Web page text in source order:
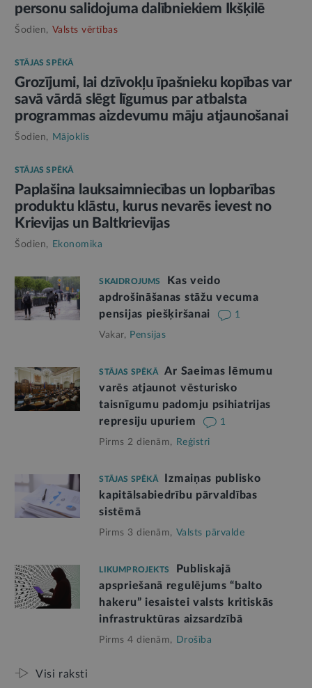
personu salidojuma dalībniekiem Ikšķilē
Šodien, Valsts vērtības
STĀJAS SPĒKĀ
Grozījumi, lai dzīvokļu īpašnieku kopības var
savā vārdā slēgt līgumus par atbalsta
programmas aizdevumu māju atjaunošanai
Šodien, Mājoklis
STĀJAS SPĒKĀ
Paplašina lauksaimniecības un lopbarības
produktu klāstu, kurus nevarēs ievest no
Krievijas un Baltkrievijas
Šodien, Ekonomika
SKAIDROJUMS
Kas veido
apdrošināšanas stāžu vecuma
pensijas piešķiršanai
1
Vakar, Pensijas
STĀJAS SPĒKĀ
Ar Saeimas lēmumu
varēs atjaunot vēsturisko
taisnīgumu padomju psihiatrijas
represiju upuriem
1
Pirms 2 dienām, Reģistri
STĀJAS SPĒKĀ
Izmaiņas publisko
kapitālsabiedrību pārvaldības
sistēmā
Pirms 3 dienām, Valsts pārvalde
LIKUMPROJEKTS
Publiskajā
apspriešanā regulējums “balto
hakeru” iesaistei valsts kritiskās
infrastruktūras aizsardzībā
Pirms 4 dienām, Drošība
Visi raksti